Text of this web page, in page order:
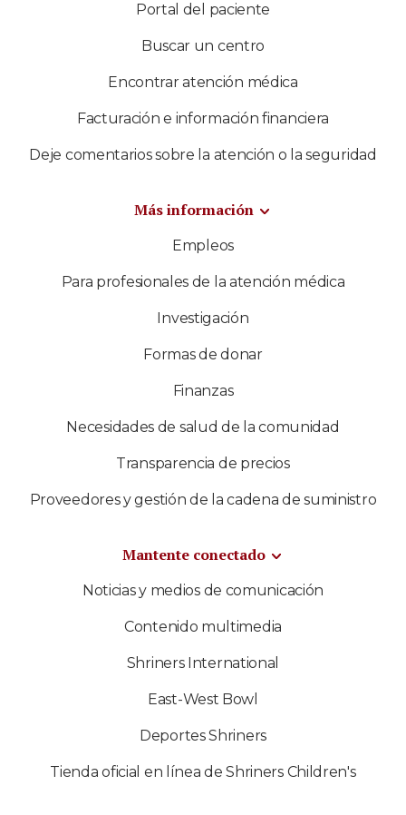
Portal del paciente
Buscar un centro
Encontrar atención médica
Facturación e información financiera
Deje comentarios sobre la atención o la seguridad
Más información
Empleos
Para profesionales de la atención médica
Investigación
Formas de donar
Finanzas
Necesidades de salud de la comunidad
Transparencia de precios
Proveedores y gestión de la cadena de suministro
Mantente conectado
Noticias y medios de comunicación
Contenido multimedia
Shriners International
East-West Bowl
Deportes Shriners
Tienda oficial en línea de Shriners Children's